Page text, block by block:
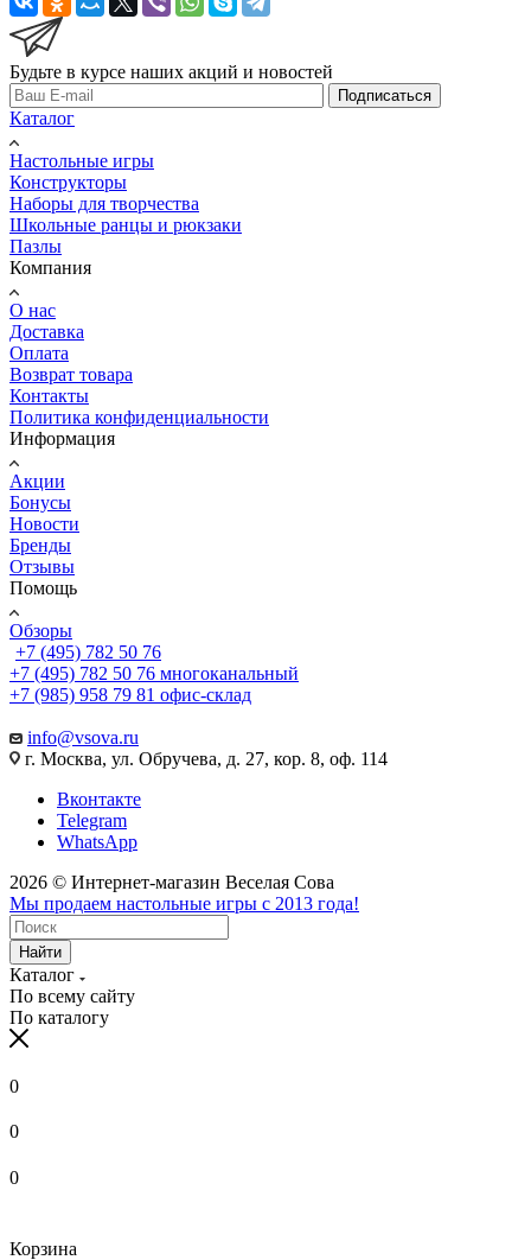
Будьте в курсе наших акций и новостей
Подписаться
Каталог
Настольные игры
Конструкторы
Наборы для творчества
Школьные ранцы и рюкзаки
Пазлы
Компания
О нас
Доставка
Оплата
Возврат товара
Контакты
Политика конфиденциальности
Информация
Акции
Бонусы
Новости
Бренды
Отзывы
Помощь
Обзоры
+7 (495) 782 50 76
+7 (495) 782 50 76 многоканальный
+7 (985) 958 79 81 офис-склад
info@vsova.ru
г. Москва, ул. Обручева, д. 27, кор. 8, оф. 114
Вконтакте
Telegram
WhatsApp
2026 © Интернет-магазин Веселая Сова
Мы продаем настольные игры с 2013 года!
Найти
Каталог
По всему сайту
По каталогу
0
0
0
Корзина